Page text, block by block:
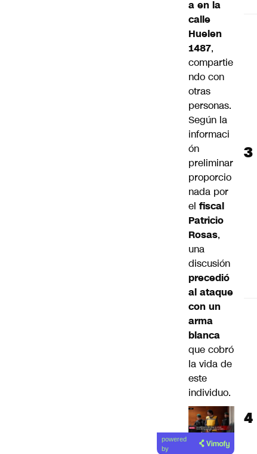
a en la
calle
Huelen
1487,
compartie
ndo con
otras
personas.
Según la
informaci
ón
preliminar
proporcio
nada por
el fiscal
Patricio
Rosas,
una
discusión
precedió
al ataque
con un
arma
blanca
que cobró
la vida de
este
individuo.
powered
by